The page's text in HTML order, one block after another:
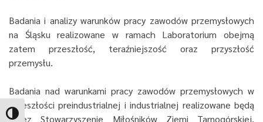
Toggle High Contrast
Badania i analizy warunków pracy zawodów przemysłowych
na Śląsku realizowane w ramach Laboratorium obejmą
zatem przeszłość, teraźniejszość oraz przyszłość
przemysłu.
Badania nad warunkami pracy zawodów przemysłowych w
przeszłości preindustrialnej i industrialnej realizowane będą
przez Stowarzyszenie Miłośników Ziemi Tarnogórskiej,